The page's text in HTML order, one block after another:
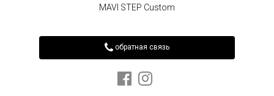
MAVI STEP Custom
обратная связь